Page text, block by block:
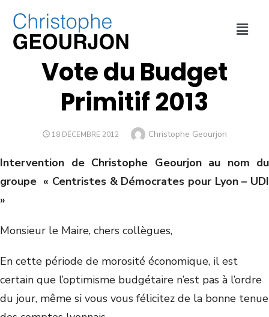
COLLECTIVITÉ,FINANCES,
Vote du Budget
Primitif 2013
18 DÉCEMBRE 2012 Christophe Geourjon
Intervention de Christophe Geourjon au nom du
groupe « Centristes & Démocrates pour Lyon – UDI
»
Monsieur le Maire, chers collègues,
En cette période de morosité économique, il est
certain que l’optimisme budgétaire n’est pas à l’ordre
du jour, même si vous vous félicitez de la bonne tenue